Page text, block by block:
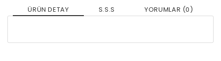
ÜRÜN DETAY S.S.S YORUMLAR (0)